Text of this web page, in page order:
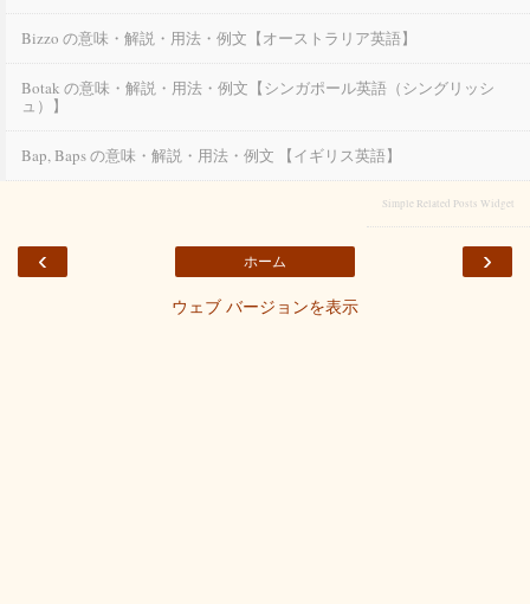
Bizzo の意味・解説・用法・例文【オーストラリア英語】
Botak の意味・解説・用法・例文【シンガポール英語（シングリッシ
ュ）】
Bap, Baps の意味・解説・用法・例文 【イギリス英語】
Simple Related Posts Widget
‹ ›
ホーム
ウェブ バージョンを表示